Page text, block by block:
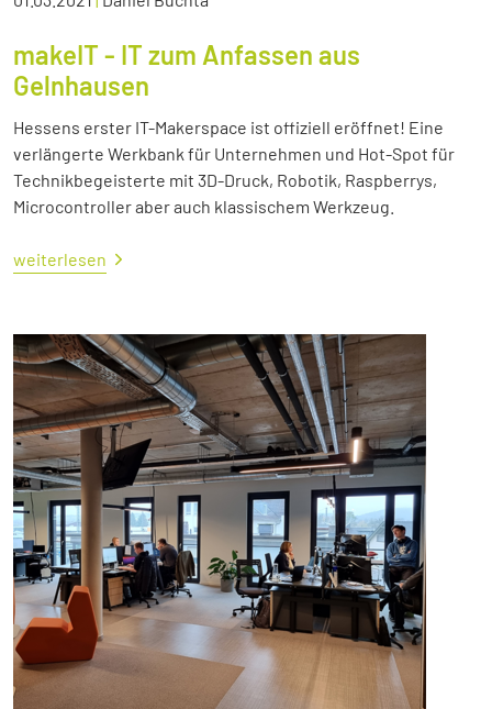
makeIT - IT zum Anfassen aus
Gelnhausen
Hessens erster IT-Makerspace ist offiziell eröffnet! Eine
verlängerte Werkbank für Unternehmen und Hot-Spot für
Technikbegeisterte mit 3D-Druck, Robotik, Raspberrys,
Microcontroller aber auch klassischem Werkzeug.
weiterlesen